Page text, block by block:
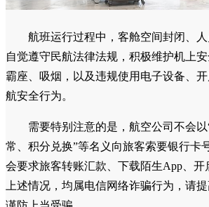
航班运行过程中，客舱空间封闭、
自觉遵守民航法律法规，积极维护机上安
霸座、吸烟，以及违规使用电子设备、
航安全行为。
需要特别注意的是，航空公司不会
常、积分兑换”等名义向旅客索要银行卡
会要求旅客转账汇款、下载陌生App、
上述情况，均属电信网络诈骗行为，请提